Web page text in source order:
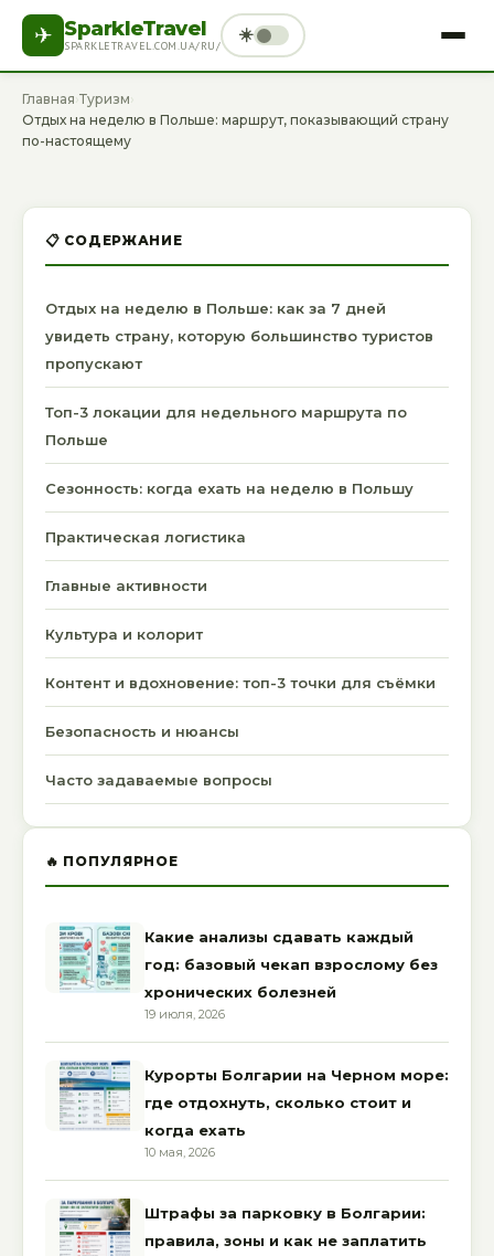
✈ SparkleTravel
SPARKLETRAVEL.COM.UA/RU/
☀️
ГЛАВНАЯ
ТЕХНИКА ФИНАНСЫ
Главная ›Туризм ›
Отдых на неделю в Польше: маршрут, показывающий страну
по-настоящему
📋 СОДЕРЖАНИЕ
Отдых на неделю в Польше: как за 7 дней
увидеть страну, которую большинство туристов
пропускают
Топ-3 локации для недельного маршрута по
Польше
Сезонность: когда ехать на неделю в Польшу
Практическая логистика
Главные активности
Культура и колорит
Контент и вдохновение: топ-3 точки для съёмки
Безопасность и нюансы
Часто задаваемые вопросы
🔥 ПОПУЛЯРНОЕ
Какие анализы сдавать каждый
год: базовый чекап взрослому без
хронических болезней
19 июля, 2026
Курорты Болгарии на Черном море:
где отдохнуть, сколько стоит и
когда ехать
10 мая, 2026
Штрафы за парковку в Болгарии:
правила, зоны и как не заплатить